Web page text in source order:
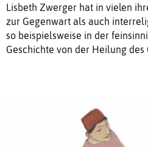
Lisbeth Zwerger hat in vielen
zur Gegenwart als auch
so beispielsweise in der
Geschichte von der Heilung des